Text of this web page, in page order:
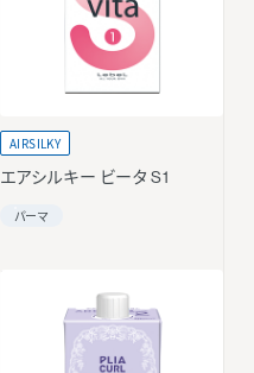
AIRSILKY
エアシルキー ビータ S1
パーマ